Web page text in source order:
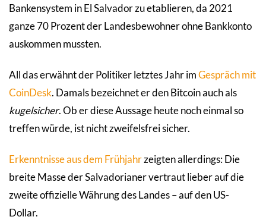
Bankensystem in El Salvador zu etablieren, da 2021
ganze 70 Prozent der Landesbewohner ohne Bankkonto
auskommen mussten.
All das erwähnt der Politiker letztes Jahr imGespräch mit
CoinDesk. Damals bezeichnet er den Bitcoin auch als
kugelsicher. Ob er diese Aussage heute noch einmal so
treffen würde, ist nicht zweifelsfrei sicher.
Erkenntnisse aus dem Frühjahrzeigten allerdings: Die
breite Masse der Salvadorianer vertraut lieber auf die
zweite offizielle Währung des Landes – auf den US-
Dollar.